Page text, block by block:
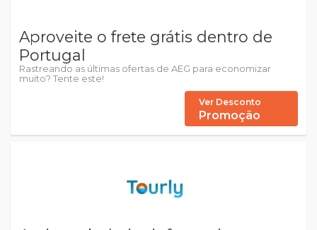
Aproveite o frete grátis dentro de
Portugal
Rastreando as últimas ofertas de AEG para economizar
muito? Tente este!
Ver Desconto
Promoção